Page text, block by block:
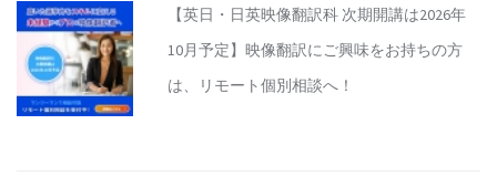
【英日・日英映像翻訳科 次期開講は2026年
10月予定】映像翻訳にご興味をお持ちの方
は、リモート個別相談へ！